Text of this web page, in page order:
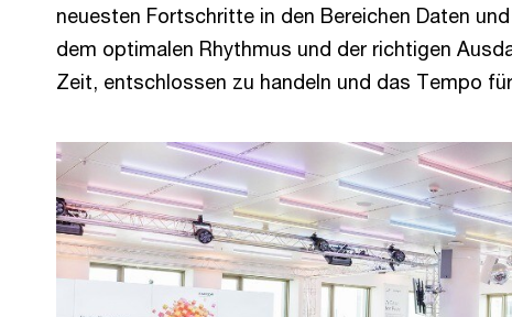
neuesten Fortschritte in den Bereichen Daten
dem optimalen Rhythmus und der richtigen
Zeit, entschlossen zu handeln und das Tempo